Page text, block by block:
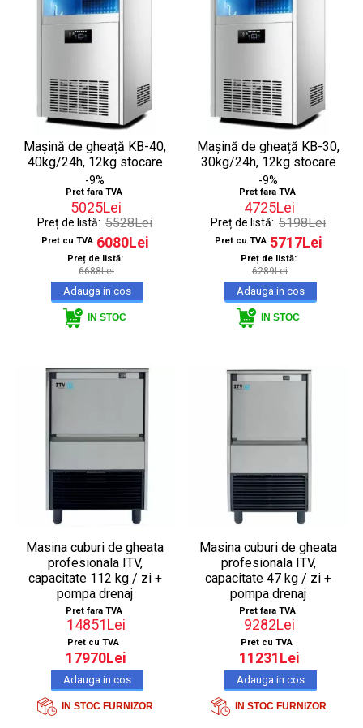
Mașină de gheață KB-40,
40kg/24h, 12kg stocare
-9%
Pret fara TVA
5025Lei
Preț de listă: 5528Lei
Pret cu TVA 6080Lei
Preț de listă:
6688Lei
IN STOC
Mașină de gheață KB-30,
30kg/24h, 12kg stocare
-9%
Pret fara TVA
4725Lei
Preț de listă: 5198Lei
Pret cu TVA 5717Lei
Preț de listă:
6289Lei
IN STOC
Masina cuburi de gheata
profesionala ITV,
capacitate 112 kg / zi +
pompa drenaj
Pret fara TVA
14851Lei
Pret cu TVA
17970Lei
IN STOC FURNIZOR
Masina cuburi de gheata
profesionala ITV,
capacitate 47 kg / zi +
pompa drenaj
Pret fara TVA
9282Lei
Pret cu TVA
11231Lei
IN STOC FURNIZOR